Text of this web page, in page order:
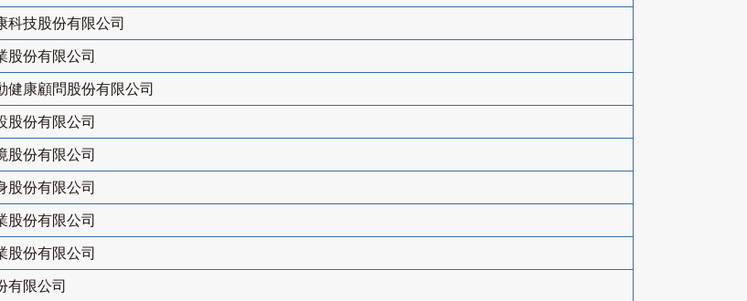
科技股份有限公司
股份有限公司
健康顧問股份有限公司
股份有限公司
股份有限公司
股份有限公司
股份有限公司
股份有限公司
有限公司